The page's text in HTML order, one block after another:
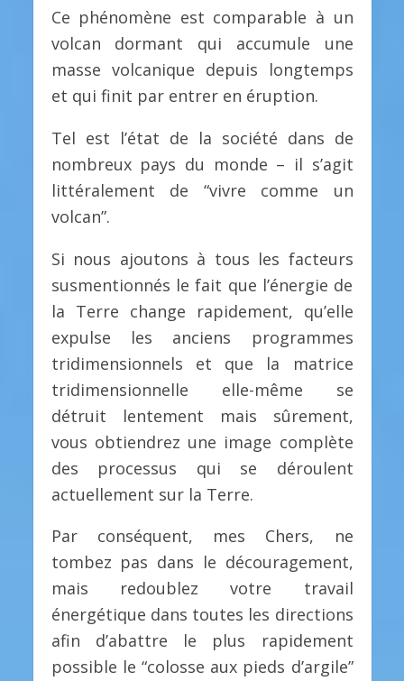
Ce phénomène est comparable à un
volcan dormant qui accumule une
masse volcanique depuis longtemps
et qui finit par entrer en éruption.
Tel est l’état de la société dans de
nombreux pays du monde – il s’agit
littéralement de “vivre comme un
volcan”.
Si nous ajoutons à tous les facteurs
susmentionnés le fait que l’énergie de
la Terre change rapidement, qu’elle
expulse les anciens programmes
tridimensionnels et que la matrice
tridimensionnelle elle-même se
détruit lentement mais sûrement,
vous obtiendrez une image complète
des processus qui se déroulent
actuellement sur la Terre.
Par conséquent, mes Chers, ne
tombez pas dans le découragement,
mais redoublez votre travail
énergétique dans toutes les directions
afin d’abattre le plus rapidement
possible le “colosse aux pieds d’argile”